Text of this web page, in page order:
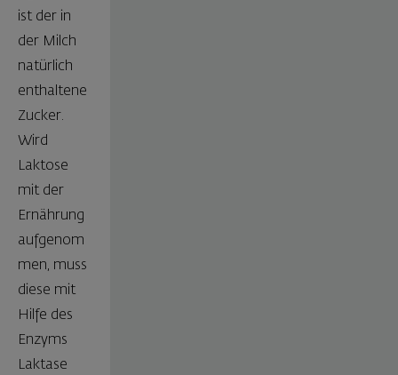
ist der in
der Milch
natürlich
enthaltene
Zucker.
Wird
Laktose
mit der
Ernährung
aufgenom
men, muss
diese mit
Hilfe des
Enzyms
Laktase